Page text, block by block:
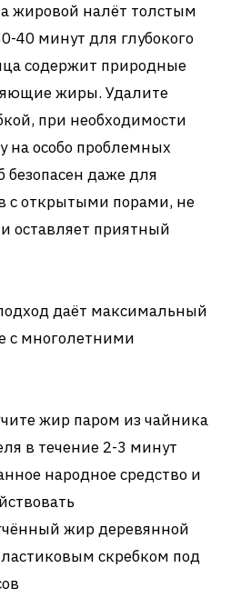
жировой налёт толстым
40 минут для глубокого
содержит природные
жиры. Удалите
при необходимости
на особо проблемных
безопасен даже для
с открытыми порами, не
оставляет приятный
даёт максимальный
с многолетними
жир паром из чайника
в течение 2-3 минут
народное средство и
жир деревянной
скребком под